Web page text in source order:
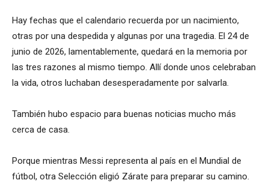
Hay fechas que el calendario recuerda por un nacimiento,
otras por una despedida y algunas por una tragedia. El 24 de
junio de 2026, lamentablemente, quedará en la memoria por
las tres razones al mismo tiempo. Allí donde unos celebraban
la vida, otros luchaban desesperadamente por salvarla.
También hubo espacio para buenas noticias mucho más
cerca de casa.
Porque mientras Messi representa al país en el Mundial de
fútbol, otra Selección eligió Zárate para preparar su camino.